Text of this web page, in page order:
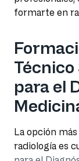
formarte en
para el
La opción
radiología es